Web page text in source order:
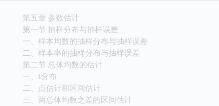
第五章 参数估计
第一节 抽样分布与抽样误差
一、样本均数的抽样分布与抽样误差
二、样本率的抽样分布与抽样误差
第二节 总体均数的估计
一、t分布
二、点估计和区间估计
三、两总体均数之差的区间估计